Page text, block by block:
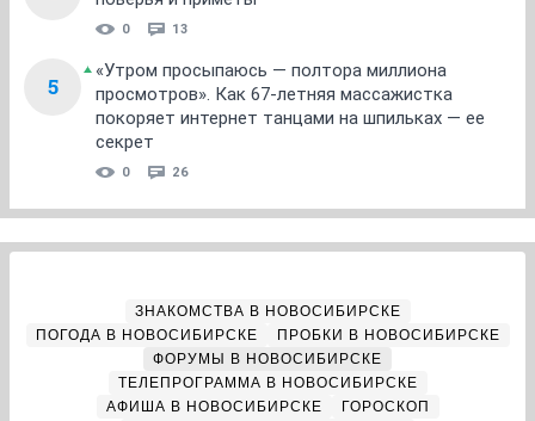
0 13
5
«Утром просыпаюсь — полтора миллиона
просмотров». Как 67-летняя массажистка
покоряет интернет танцами на шпильках — ее
секрет
0 26
ЗНАКОМСТВА В НОВОСИБИРСКЕ
ПОГОДА В НОВОСИБИРСКЕ
ПРОБКИ В НОВОСИБИРСКЕ
ФОРУМЫ В НОВОСИБИРСКЕ
ТЕЛЕПРОГРАММА В НОВОСИБИРСКЕ
АФИША В НОВОСИБИРСКЕ
ГОРОСКОП